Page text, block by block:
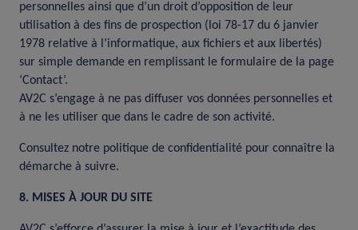
personnelles ainsi que d’un droit d’opposition de leur
utilisation à des fins de prospection (loi 78-17 du 6 janvier
1978 relative à l’informatique, aux fichiers et aux libertés)
sur simple demande en remplissant le formulaire de la page
‘Contact’.
AV2C s’engage à ne pas diffuser vos données personnelles et
à ne les utiliser que dans le cadre de son activité.
Consultez notre politique de confidentialité pour connaître la
démarche à suivre.
8. MISES À JOUR DU SITE